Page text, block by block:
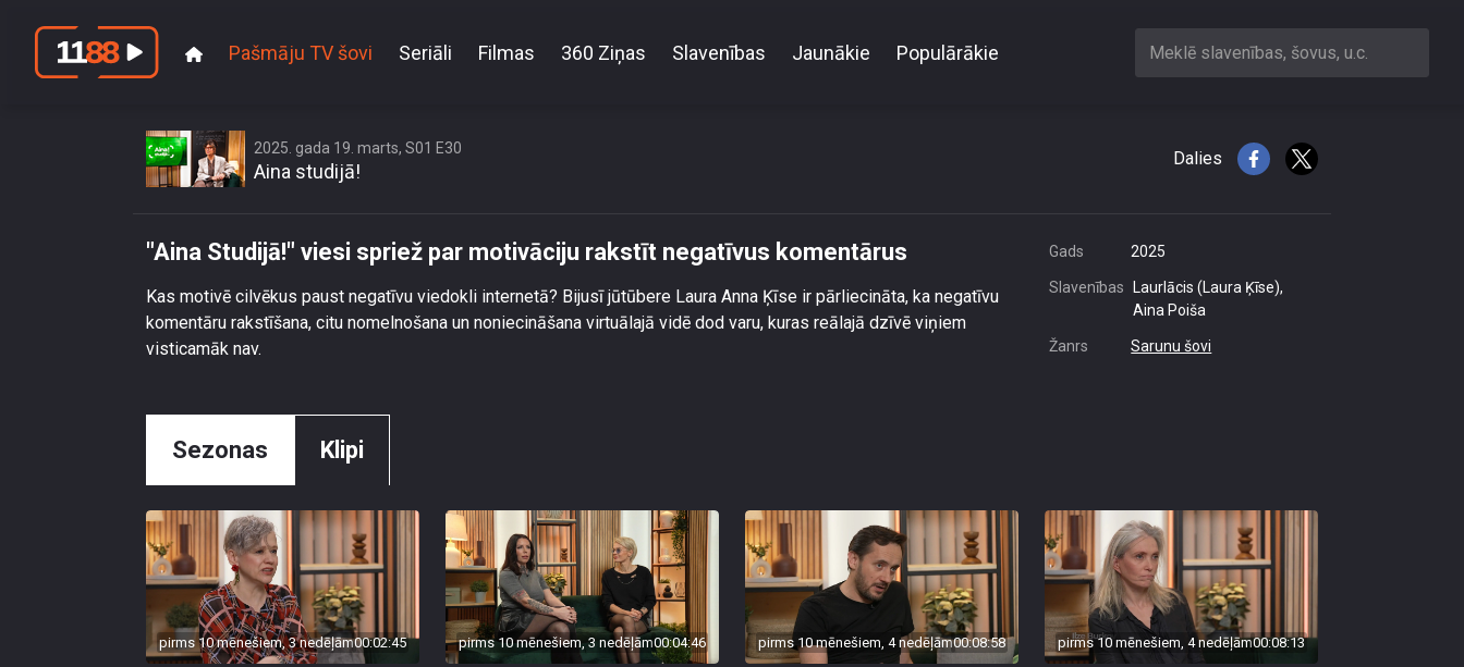
Pašmāju TV šovi Seriāli Filmas 360 Ziņas Slavenības Jaunākie Populārākie Meklē slavenības, šovus, u.c.
2025. gada 19. marts, S01 E30
Aina studijā!
Dalies
"Aina Studijā!" viesi spriež par motivāciju rakstīt negatīvus komentārus
Kas motivē cilvēkus paust negatīvu viedokli internetā? Bijusī jūtūbere Laura Anna Ķīse ir pārliecināta, ka negatīvu
komentāru rakstīšana, citu nomelnošana un noniecināšana virtuālajā vidē dod varu, kuras reālajā dzīvē viņiem
visticamāk nav.
Gads 2025
Slavenības
Laurlācis (Laura Ķīse),
Aina Poiša
Žanrs Sarunu šovi
Sezonas Klipi
pirms 10 mēnešiem, 3 nedēļām00:02:45 pirms 10 mēnešiem, 3 nedēļām00:04:46 pirms 10 mēnešiem, 4 nedēļām00:08:58 pirms 10 mēnešiem, 4 nedēļām00:08:13